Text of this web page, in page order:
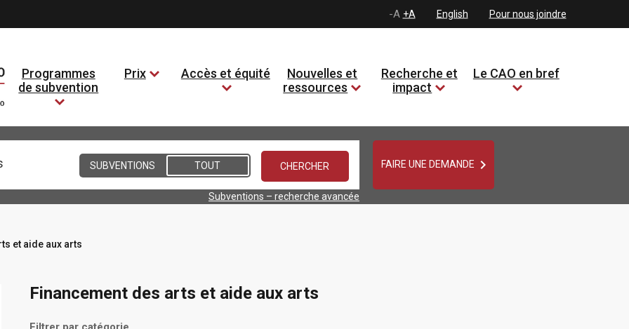
-A +A English Pour nous joindre
Programmes
de subvention
Prix Accès et équité
Nouvelles et
ressources
Recherche et
impact
Le CAO en bref
SUBVENTIONS TOUT
Subventions – recherche avancée
FAIRE UNE DEMANDE 
et aide aux arts
Financement des arts et aide aux arts